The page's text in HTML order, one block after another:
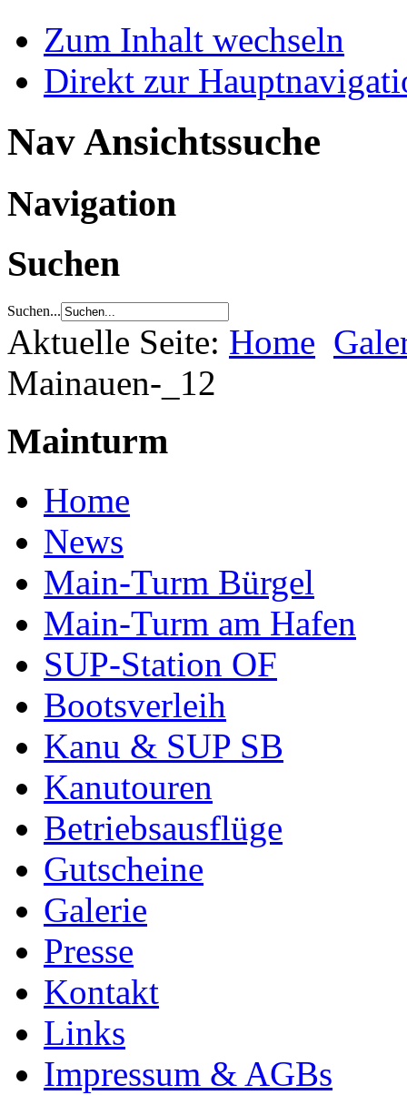
Zum Inhalt wechseln
Direkt zur
Nav Ansichtssuche
Navigation
Suchen
Suchen...
Aktuelle Seite: Home
Mainauen-_12
Mainturm
Home
News
Main-Turm Bürgel
Main-Turm am Hafen
SUP-Station OF
Bootsverleih
Kanu & SUP SB
Kanutouren
Betriebsausflüge
Gutscheine
Galerie
Presse
Kontakt
Links
Impressum & AGBs